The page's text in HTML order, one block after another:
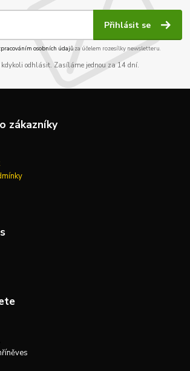
Přihlásit se
osobních údajůza účelem rozesílky newsletteru.
kdykoli odhlásit. Zasíláme jednou za 14 dní.
zákazníky